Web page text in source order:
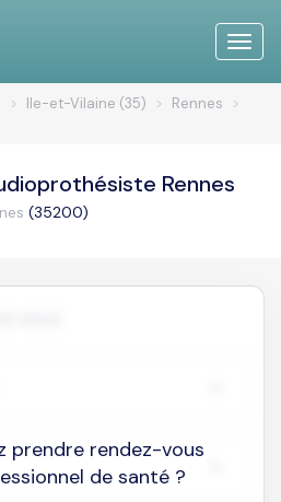
Toggle
Ile-et-Vilaine (35)
Rennes
Rennes
(35200)
prendre rendez-vous
de santé ?